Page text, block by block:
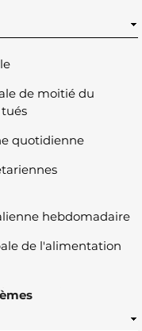
de moitié du
quotidienne
hebdomadaire
de l'alimentation
réceptions